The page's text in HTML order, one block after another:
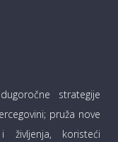
strategije
pruža nove
koristeći